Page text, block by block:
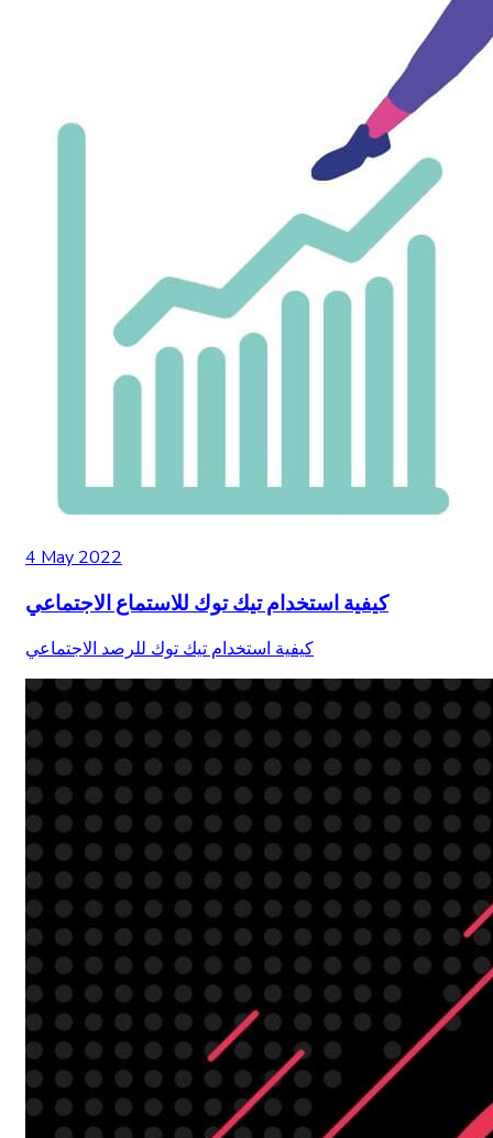
4 May 2022
كيفية استخدام تيك توك للاستماع الاجتماعي
كيفية استخدام تيك توك للرصد الاجتماعي